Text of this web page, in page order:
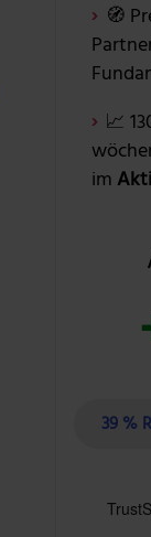
🧭
📈
im
39 %